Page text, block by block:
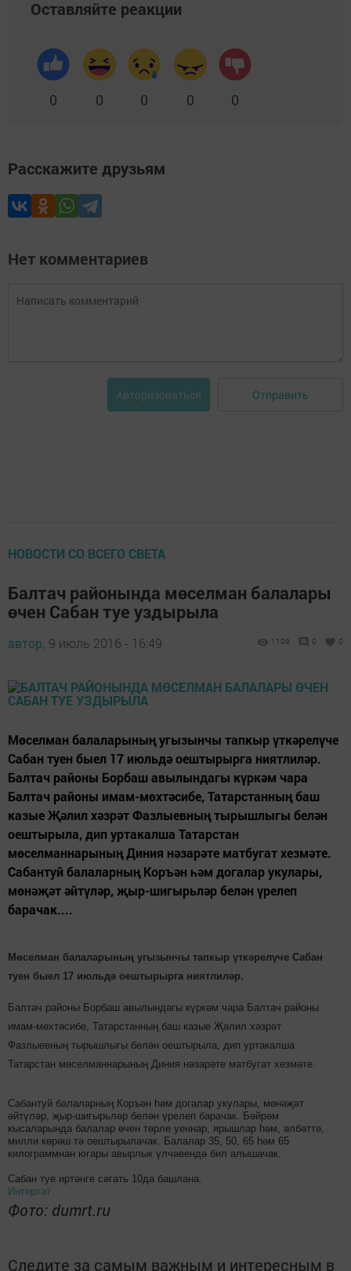
Оставляйте реакции
0 0 0 0 0
Расскажите друзьям
Нет комментариев
Авторизоваться Отправить
НОВОСТИ СО ВСЕГО СВЕТА
Балтач районында мөселман балалары
өчен Сабан туе уздырыла
автор, 9 июль 2016 - 16:49 1109 0 0
Мөселман балаларының угызынчы тапкыр үткәрелүче
Сабан туен быел 17 июльдә оештырырга ниятлиләр.
Балтач районы Борбаш авылындагы күркәм чара
Балтач районы имам-мөхтәсибе, Татарстанның баш
казые Җәлил хәзрәт Фазлыевның тырышлыгы белән
оештырыла, дип уртакалша Татарстан
мөселманнарының Диния нәзарәте матбугат хезмәте.
Сабантуй балаларның Коръән һәм догалар укулары,
мөнәҗәт әйтүләр, җыр-шигырьләр белән үрелеп
барачак....
Мөселман балаларының угызынчы тапкыр үткәрелүче Сабан
туен быел 17 июльдә оештырырга ниятлиләр.
Балтач районы Борбаш авылындагы күркәм чара Балтач районы
имам-мөхтәсибе, Татарстанның баш казые Җәлил хәзрәт
Фазлыевның тырышлыгы белән оештырыла, дип уртакалша
Татарстан мөселманнарының Диния нәзарәте матбугат хезмәте.
Сабантуй балаларның Коръән һәм догалар укулары, мөнәҗәт
әйтүләр, җыр-шигырьләр белән үрелеп барачак. Бәйрәм
кысаларында балалар өчен төрле уеннар, ярышлар һәм, әлбәттә,
милли көрәш тә оештырылачак. Балалар 35, 50, 65 һәм 65
килограммнан югары авырлык үлчәвендә бил алышачак.
Сабан туе иртәнге сәгать 10да башлана.
Интертат
Фото: dumrt.ru
Следите за самым важным и интересным в